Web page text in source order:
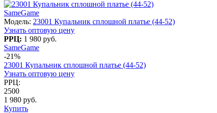
SameGame
Модель: 23001 Купальник сплошной платье (44-52)
Узнать оптовую цену
РРЦ: 1 980 руб.
SameGame
-21%
23001 Купальник сплошной платье (44-52)
Узнать оптовую цену
РРЦ:
2500
1 980 руб.
Купить